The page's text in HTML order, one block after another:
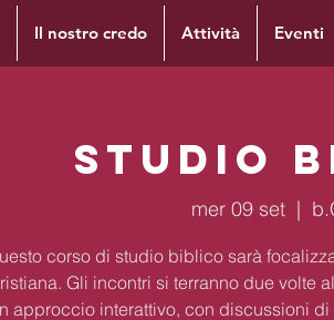
Il nostro credo Attività Eventi
Studio
mer 09 set
  |
corso di studio biblico sarà
Gli incontri si terranno due volte
approccio interattivo, con discussioni